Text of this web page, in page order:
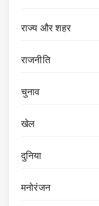
राज्य और शहर
राजनीति
चुनाव
खेल
दुनिया
मनोरंजन